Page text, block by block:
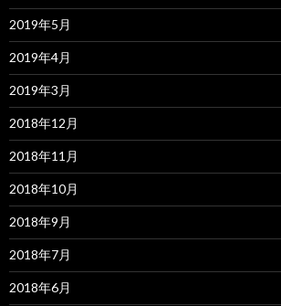
2019年5月
2019年4月
2019年3月
2018年12月
2018年11月
2018年10月
2018年9月
2018年7月
2018年6月